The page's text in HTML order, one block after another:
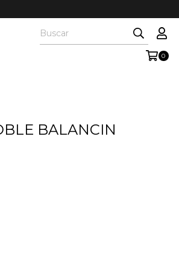
0
BALANCIN